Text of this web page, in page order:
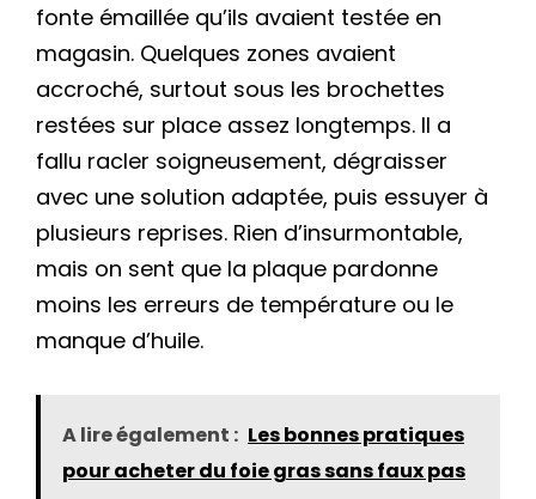
fonte émaillée qu’ils avaient testée en
magasin. Quelques zones avaient
accroché, surtout sous les brochettes
restées sur place assez longtemps. Il a
fallu racler soigneusement, dégraisser
avec une solution adaptée, puis essuyer à
plusieurs reprises. Rien d’insurmontable,
mais on sent que la plaque pardonne
moins les erreurs de température ou le
manque d’huile.
A lire également : Les bonnes pratiques
pour acheter du foie gras sans faux pas